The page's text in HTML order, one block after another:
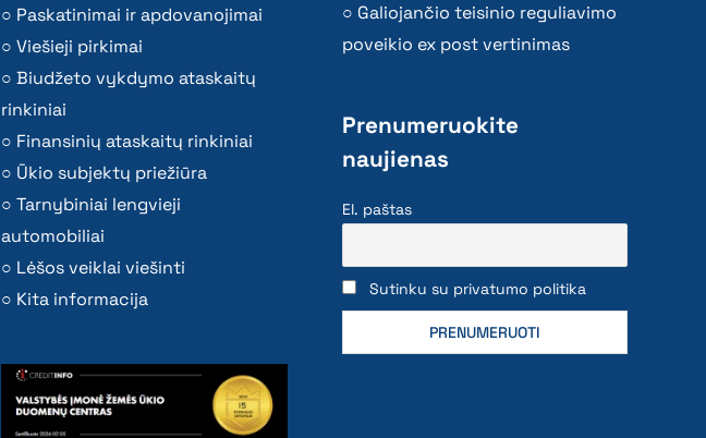
Paskatinimai ir apdovanojimai
Viešieji pirkimai
Biudžeto vykdymo ataskaitų
rinkiniai
Finansinių ataskaitų rinkiniai
Ūkio subjektų priežiūra
Tarnybiniai lengvieji
automobiliai
Lėšos veiklai viešinti
Kita informacija
Galiojančio teisinio reguliavimo
poveikio ex post vertinimas
Prenumeruokite
naujienas
El. paštas
Sutinku su privatumo politika